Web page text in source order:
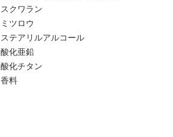
スクワラン
ミツロウ
ステアリルアルコール
酸化亜鉛
酸化チタン
香料